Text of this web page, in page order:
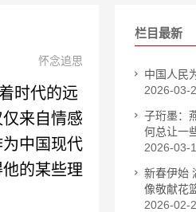
怀念追思
时代的远
来自情感
中国现代
的某些理
栏目最新
中国人民
2026-03-
子珩墨：
何总让一
2026-03-
新春伊始
像敬献花
2026-02-